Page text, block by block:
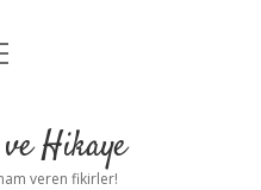
Hikaye
veren fikirler!